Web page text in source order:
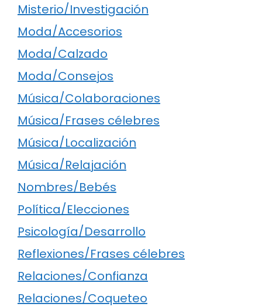
Misterio/Investigación
Moda/Accesorios
Moda/Calzado
Moda/Consejos
Música/Colaboraciones
Música/Frases célebres
Música/Localización
Música/Relajación
Nombres/Bebés
Política/Elecciones
Psicología/Desarrollo
Reflexiones/Frases célebres
Relaciones/Confianza
Relaciones/Coqueteo